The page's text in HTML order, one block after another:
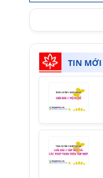
TIN MỚI